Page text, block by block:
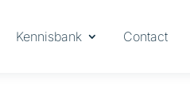
Kennisbank Contact